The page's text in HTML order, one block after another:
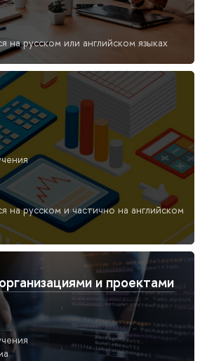
на русском или английском языках
на русском и частично на английском
и проектами